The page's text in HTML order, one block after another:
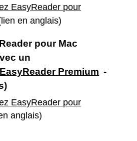
EasyReader pour
en anglais)
pour Mac
un
EasyReader Premium -
EasyReader pour
anglais)